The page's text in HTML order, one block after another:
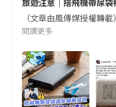
（文章由風傳媒授權轉
閱讀更多